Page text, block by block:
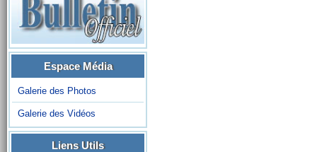
Espace Média
Galerie des Photos
Galerie des Vidéos
Liens Utils